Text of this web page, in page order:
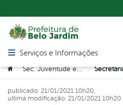
Abrir menu principal de
Serviços e Informações
Você está aqui:
> Sec. Juventude e Trabalho >
publicado: 21/01/2021 10h20,
última modificação: 21/01/2021 10h20